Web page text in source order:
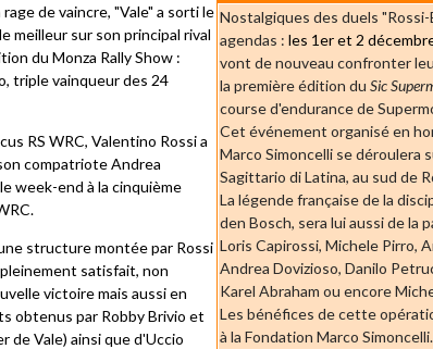
Nostalgiques des duels "Rossi-
agendas : les 1er et 2
vont de nouveau confronter
la première édition du Sic
course d'endurance de
Cet événement organisé en
Marco Simoncelli se déroulera
Sagittario di Latina, au sud de
La légende française de la
den Bosch, sera lui aussi de la
Loris Capirossi, Michele Pirro,
Andrea Dovizioso, Danilo
Karel Abraham ou encore
Les bénéfices de cette
à la Fondation Marco Simoncelli.
de vaincre, "Vale" a sorti le
meilleur sur son principal rival
du Monza Rally Show :
triple vainqueur des 24
RS WRC, Valentino Rossi a
compatriote Andrea
week-end à la cinquième
structure montée par Rossi
satisfait, non
victoire mais aussi en
obtenus par Robby Brivio et
de Vale) ainsi que d'Uccio